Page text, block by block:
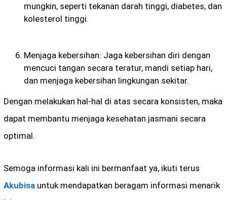
mungkin, seperti tekanan darah tinggi, diabetes, dan
kolesterol tinggi.
Menjaga kebersihan: Jaga kebersihan diri dengan
mencuci tangan secara teratur, mandi setiap hari,
dan menjaga kebersihan lingkungan sekitar.
Dengan melakukan hal-hal di atas secara konsisten, maka
dapat membantu menjaga kesehatan jasmani secara
optimal.
Semoga informasi kali ini bermanfaat ya, ikuti terus
Akubisa untuk mendapatkan beragam informasi menarik